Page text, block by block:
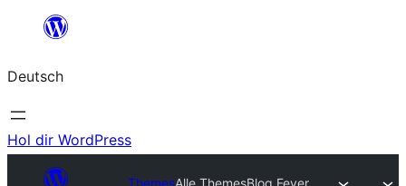
springen
Deutsch
Hol dir WordPress
ThemesAlle ThemesBlog Fever